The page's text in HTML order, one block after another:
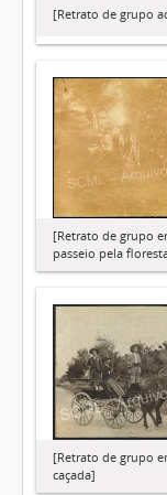
[Retrato de grupo
[Retrato de grupo
passeio pela
[Retrato de grupo
caçada]